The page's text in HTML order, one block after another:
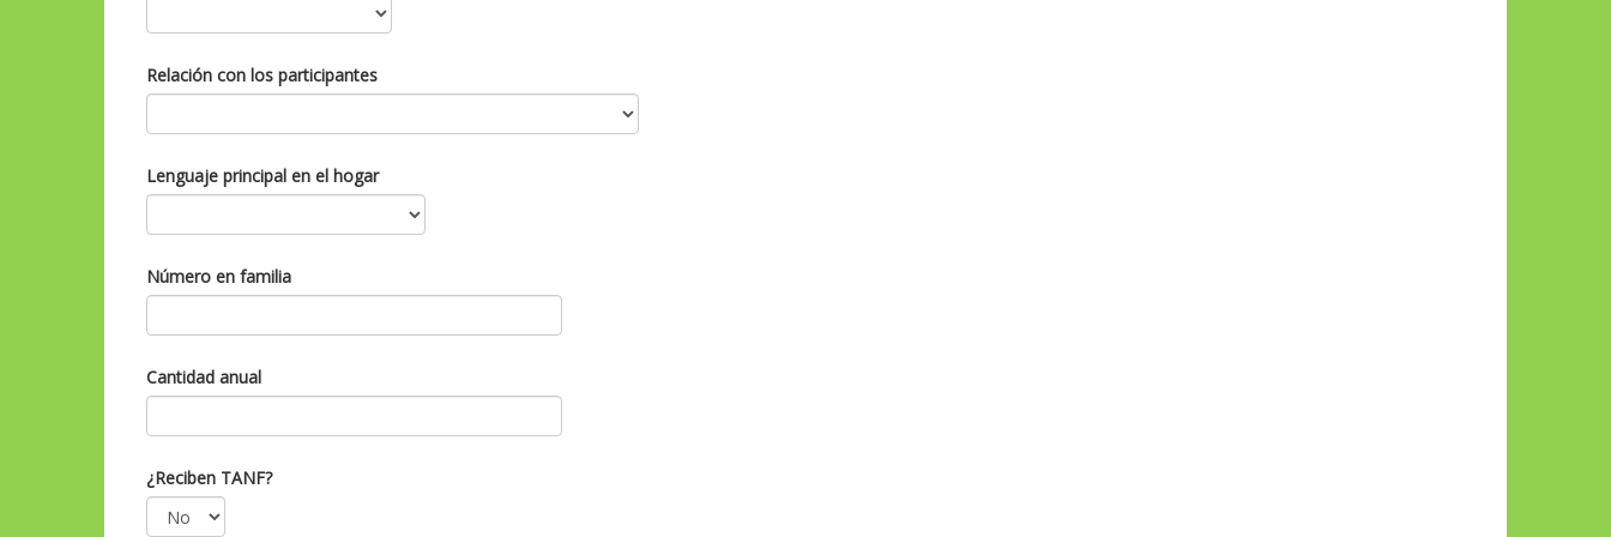
Relación con los participantes
Lenguaje principal en el hogar
Número en familia
Cantidad anual
¿Reciben TANF?